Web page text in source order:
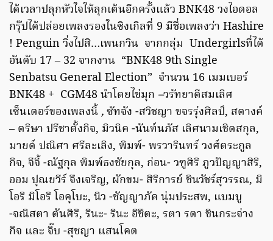
ได้เวลาปลุกหัวใจให้ลุกเต้นอีกครั้งแล้ว BNK48 วงไอดอล
กรุ๊ปได้ปล่อยเพลงรองในซิงเกิลที่ 9 มีชื่อเพลงว่า Hashire
! Penguin วิ่งไปสิ…เพนกวิน จากกลุ่ม Undergirlsที่ได้
อันดับ 17 – 32 จากงาน “BNK48 9th Single
Senbatsu General Election” จำนวน 16 เมมเบอร์
BNK48 + CGM48 นำโดยไข่มุก –วรัทยาดีสมเลิศ
เซ็นเตอร์ของเพลงนี้,ซัทจัง -สวิชญา ขจรรุ่งศิลป์, สตางค์
– ตริษา ปรีชาตั้งกิจ, มิวนิค -นันท์นภัส เลิศนามเชิดสกุล,
มายด์ ปณิศา ศรีละเลิง, พิมพ์- พรวารินทร์ วงศ์ตระกูล
กิจ, จีจี้ -ณัฐกุล พิมพ์ธงชัยกุล, ก่อน- วฑูศิริ ภูวปัญญาสิริ,
ออม ปุณยวีร์ จึงเจริญ, ผักขม- สิริการย์ ชินวัชร์สุวรรณ, มิ
โอริ มิโอริ โอคุโบะ, นิว -ชัญญาภัค นุ่มประสพ, แบมบู
-จณิสตา ตันศิริ, รินะ- รินะ อิชึตะ, รตา รตา ชินกระจ่าง
กิจ และ จิ๊บ -สุชญา แสนโคต